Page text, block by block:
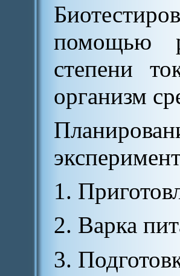
помощью
степени
организм
1.
2. Варка
3.